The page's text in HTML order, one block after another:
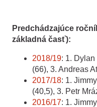
Predchádzajúce
základná časť):
2018/19: 1.
(66), 3. Andreas
2017/18: 1.
(40,5), 3. Petr
2016/17: 1.